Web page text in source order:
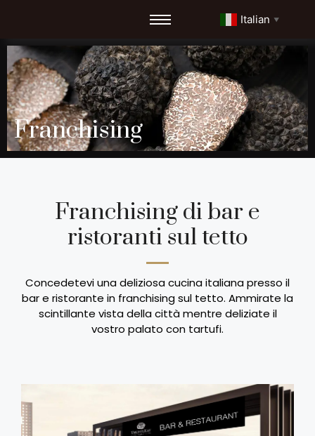
Italian ▼
Franchising
Franchising di bar e
ristoranti sul tetto
Concedetevi una deliziosa cucina italiana presso il
bar e ristorante in franchising sul tetto. Ammirate la
scintillante vista della città mentre deliziate il
vostro palato con tartufi.